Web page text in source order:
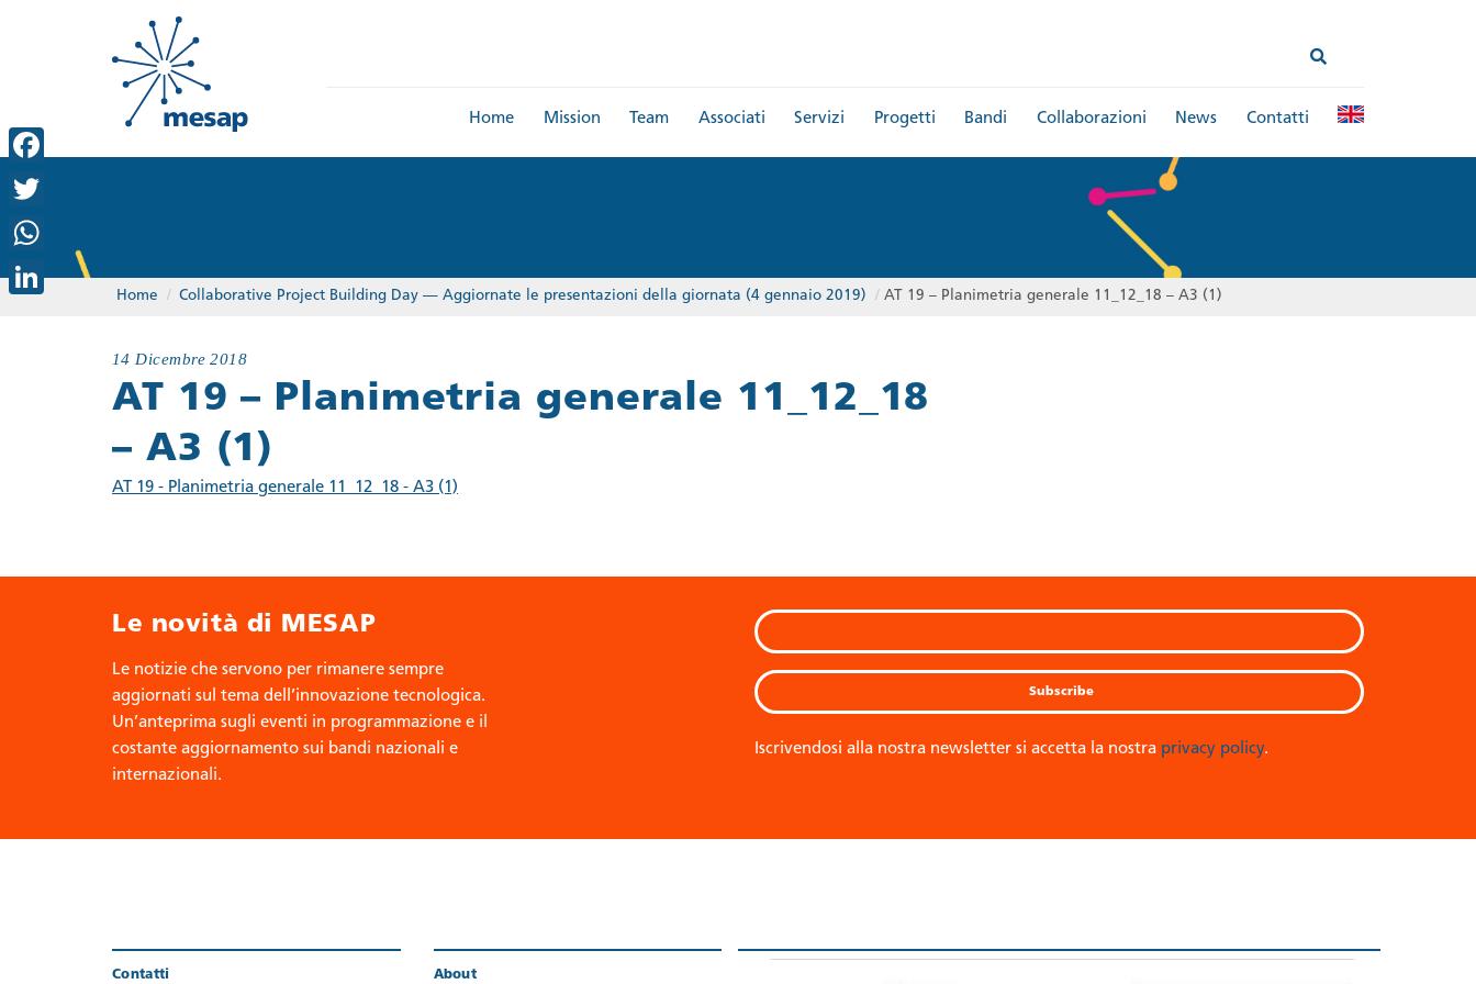
Home Mission Team Associati Servizi Progetti Bandi Collaborazioni News Contatti
Home / Collaborative Project Building Day — Aggiornate le presentazioni della giornata (4 gennaio 2019) / AT 19 – Planimetria generale 11_12_18 – A3 (1)
14 Dicembre 2018
AT 19 – Planimetria generale 11_12_18
– A3 (1)
AT 19 - Planimetria generale 11_12_18 - A3 (1)
Le novità di MESAP
Le notizie che servono per rimanere sempre
aggiornati sul tema dell’innovazione tecnologica.
Un’anteprima sugli eventi in programmazione e il
costante aggiornamento sui bandi nazionali e
internazionali.
Iscrivendosi alla nostra newsletter si accetta la nostra privacy policy.
Contatti About
Facebook
Twitter
WhatsApp